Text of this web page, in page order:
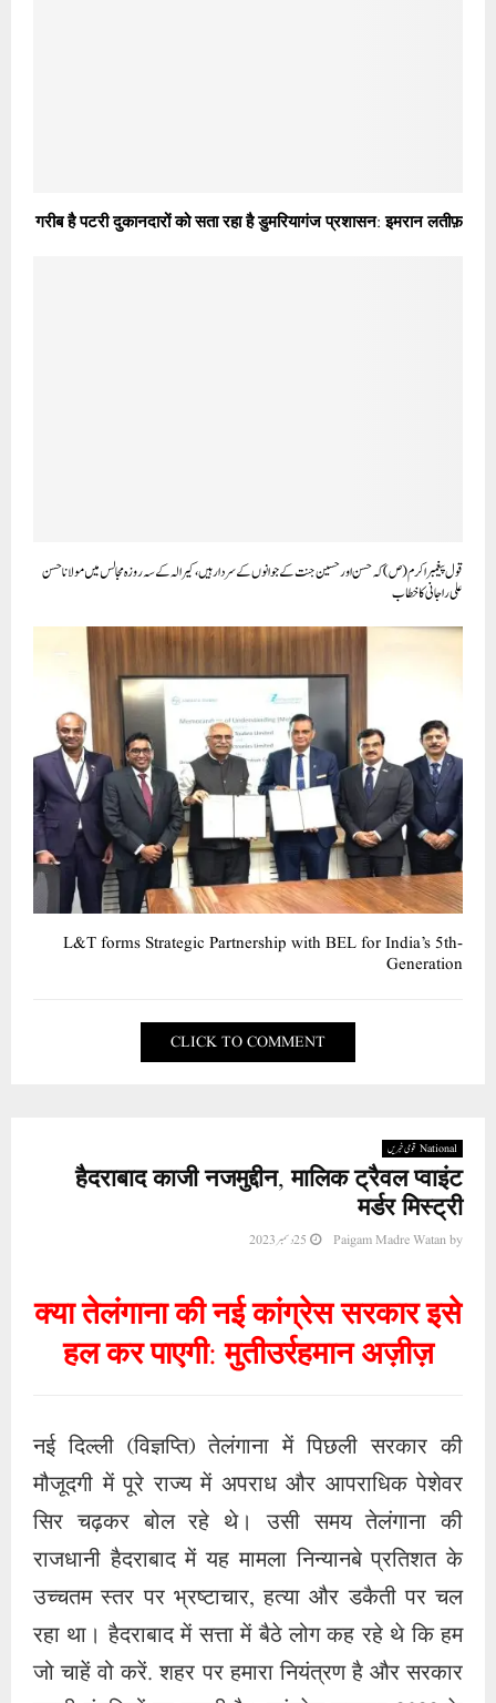
गरीब है पटरी दुकानदारों को सता रहा है डुमरियागंज प्रशासन: इमरान लतीफ़
قول پیغمبر اکرم (ص) کہ حسن اور حسین جنت کے جوانوں کے سردار ہیں، کیرالہ کے سہ روزہ مجالس میں مولانا حسن
علی راجانی کا خطاب
L&T forms Strategic Partnership with BEL for India’s 5th-
Generation
CLICK TO COMMENT
National قومی خبریں
हैदराबाद काजी नजमुद्दीन, मालिक ट्रैवल प्वाइंट
मर्डर मिस्ट्री
by
Paigam Madre Watan 25 دسمبر 2023
क्या तेलंगाना की नई कांग्रेस सरकार इसे
हल कर पाएगी: मुतीउर्रहमान अज़ीज़
नई दिल्ली (विज्ञप्ति) तेलंगाना में पिछली सरकार की
मौजूदगी में पूरे राज्य में अपराध और आपराधिक पेशेवर
सिर चढ़कर बोल रहे थे। उसी समय तेलंगाना की
राजधानी हैदराबाद में यह मामला निन्यानबे प्रतिशत के
उच्चतम स्तर पर भ्रष्टाचार, हत्या और डकैती पर चल
रहा था। हैदराबाद में सत्ता में बैठे लोग कह रहे थे कि हम
जो चाहें वो करें. शहर पर हमारा नियंत्रण है और सरकार